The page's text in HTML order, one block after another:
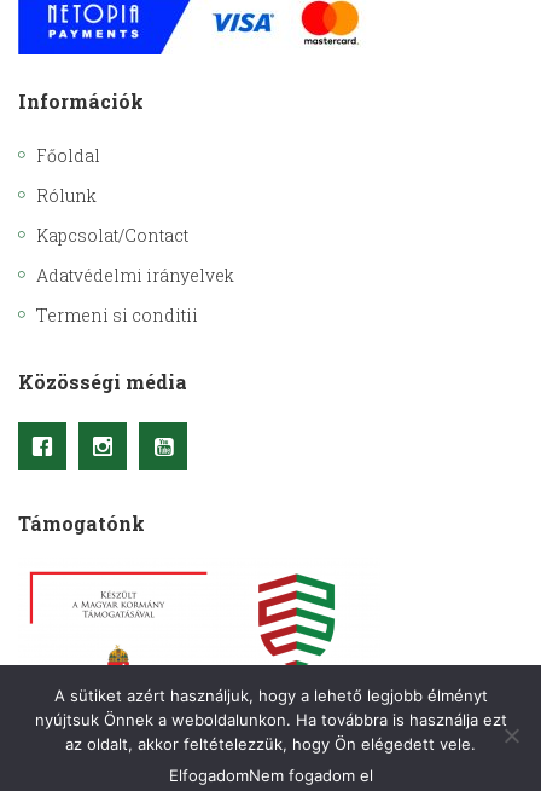
Információk
Főoldal
Rólunk
Kapcsolat/Contact
Adatvédelmi irányelvek
Termeni si conditii
Közösségi média
Támogatónk
A sütiket azért használjuk, hogy a lehető legjobb élményt
nyújtsuk Önnek a weboldalunkon. Ha továbbra is használja ezt
az oldalt, akkor feltételezzük, hogy Ön elégedett vele.
ElfogadomNem fogadom el